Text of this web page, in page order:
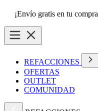
¡Envío gratis en tu
REFACCIONES
OFERTAS
OUTLET
COMUNIDAD